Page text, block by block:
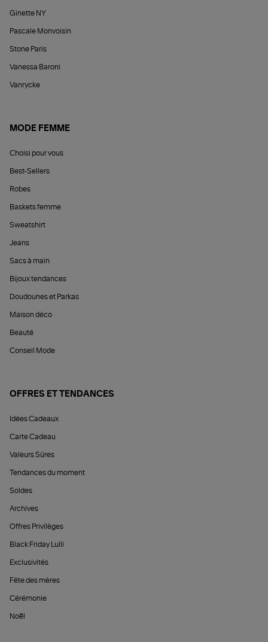
Ginette NY
Pascale Monvoisin
Stone Paris
Vanessa Baroni
Vanrycke
MODE FEMME
Choisi pour vous
Best-Sellers
Robes
Baskets femme
Sweatshirt
Jeans
Sacs à main
Bijoux tendances
Doudounes et Parkas
Maison déco
Beauté
Conseil Mode
OFFRES ET TENDANCES
Idées Cadeaux
Carte Cadeau
Valeurs Sûres
Tendances du moment
Soldes
Archives
Offres Privilèges
Black Friday Lulli
Exclusivités
Fête des mères
Cérémonie
Noël